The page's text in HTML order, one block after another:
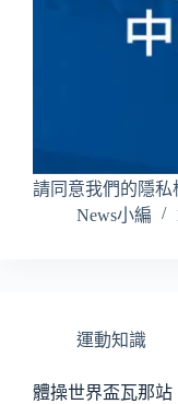
請同意我們的隱
News小編
運動知識
體操世界盃瓦那站